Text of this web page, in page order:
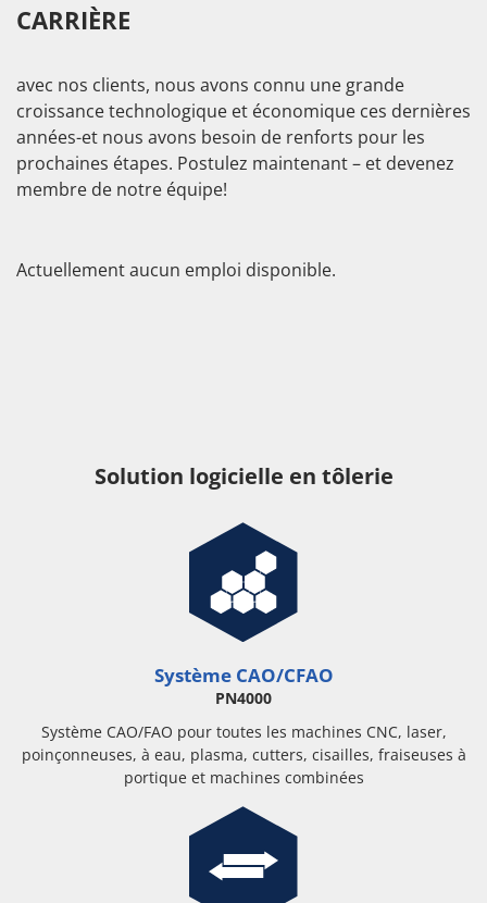
CARRIÈRE
avec nos clients, nous avons connu une grande
croissance technologique et économique ces dernières
années-et nous avons besoin de renforts pour les
prochaines étapes. Postulez maintenant – et devenez
membre de notre équipe!
Actuellement aucun emploi disponible.
Solution logicielle en tôlerie
Système CAO/CFAO
PN4000
Système CAO/FAO pour toutes les machines CNC, laser,
poinçonneuses, à eau, plasma, cutters, cisailles, fraiseuses à
portique et machines combinées